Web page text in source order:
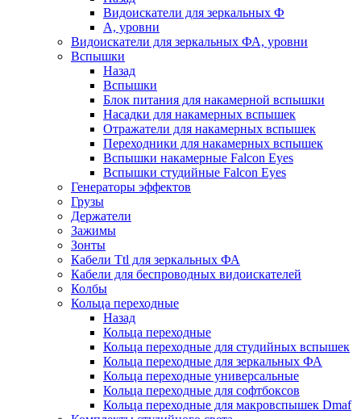
Видоискатели для зеркальных Ф
А, уровни
Видоискатели для зеркальных ФА, уровни
Вспышки
Назад
Вспышки
Блок питания для накамерной вспышки
Насадки для накамерных вспышек
Отражатели для накамерных вспышек
Переходники для накамерных вспышек
Вспышки накамерные Falcon Eyes
Вспышки студийные Falcon Eyes
Генераторы эффектов
Грузы
Держатели
Зажимы
Зонты
Кабели Ttl для зеркальных ФА
Кабели для беспроводных видоискателей
Колбы
Кольца переходные
Назад
Кольца переходные
Кольца переходные для студийных вспышек
Кольца переходные для зеркальных ФА
Кольца переходные универсальные
Кольца переходные для софтбоксов
Кольца переходные для макровспышек Dmaf